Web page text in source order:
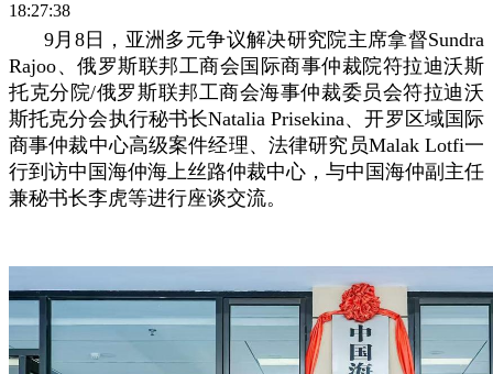
18:27:38
9月8日，亚洲多元争议解决研究院主席拿督Sundra
Rajoo、俄罗斯联邦工商会国际商事仲裁院符拉迪沃斯
托克分院/俄罗斯联邦工商会海事仲裁委员会符拉迪沃
斯托克分会执行秘书长Natalia Prisekina、开罗区域国际
商事仲裁中心高级案件经理、法律研究员Malak Lotfi一
行到访中国海仲海上丝路仲裁中心，与中国海仲副主任
兼秘书长李虎等进行座谈交流。